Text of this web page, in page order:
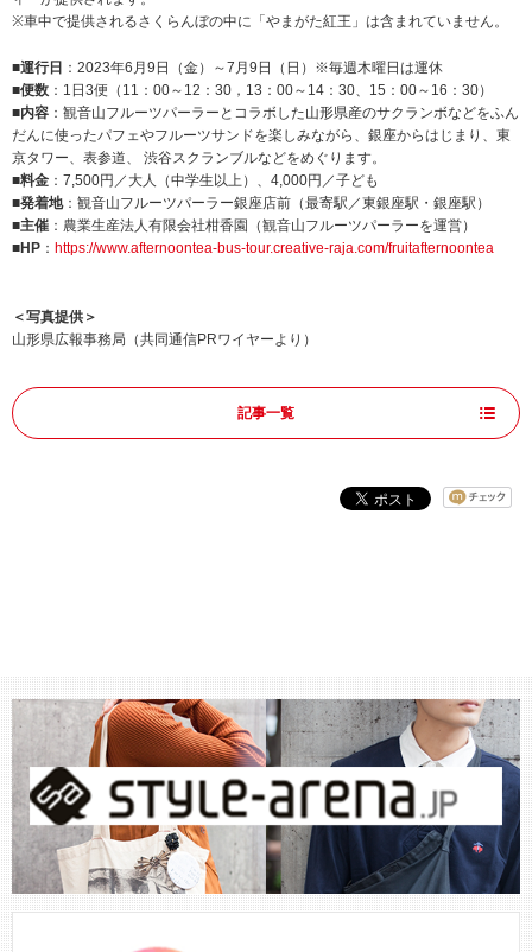
※車中で提供されるさくらんぼの中に「やまがた紅王」は含まれていません。
■運行日 ：2023年6月9日（金）～7月9日（日）※毎週木曜日は運休
■便数 ：1日3便（11：00～12：30，13：00～14：30、15：00～16：30）
■内容 ：観音山フルーツパーラーとコラボした山形県産のサクランボなどをふん
だんに使ったパフェやフルーツサンドを楽しみながら、銀座からはじまり、東
京タワー、表参道、 渋谷スクランブルなどをめぐります。
■料金 ：7,500円／大人（中学生以上）、4,000円／子ども
■発着地：観音山フルーツパーラー銀座店前（最寄駅／東銀座駅・銀座駅）
■主催 ：農業生産法人有限会社柑香園（観音山フルーツパーラーを運営）
■HP ： https://www.afternoontea-bus-tour.creative-raja.com/fruitafternoontea
＜写真提供＞
山形県広報事務局（共同通信PRワイヤーより）
記事一覧